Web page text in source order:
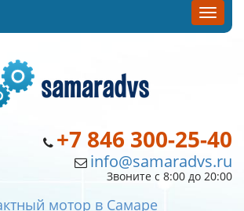
+7 846 300-25-40
info@samaradvs.ru
Звоните с 8:00 до 20:00
мотор в Самаре